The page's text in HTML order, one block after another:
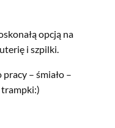
opcją na
i szpilki.
– śmiało –
trampki:)